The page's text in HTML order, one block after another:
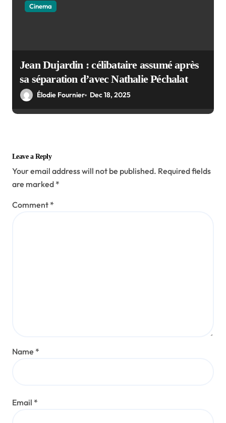
Cinema
Jean Dujardin : célibataire assumé après
sa séparation d’avec Nathalie Péchalat
Élodie Fournier Dec 18, 2025
Leave a Reply
Your email address will not be published. Required fields
are marked *
Comment *
Name *
Email *